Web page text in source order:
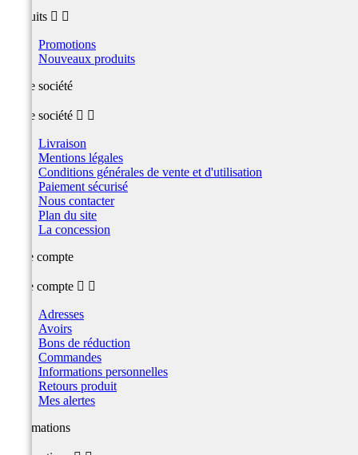
produits  
Promotions
Nouveaux produits
Notre société
Notre société  
Livraison
Mentions légales
Conditions générales de vente et d'utilisation
Paiement sécurisé
Nous contacter
Plan du site
La concession
Votre compte
Votre compte  
Adresses
Avoirs
Bons de réduction
Commandes
Informations personnelles
Retours produit
Mes alertes
Informations